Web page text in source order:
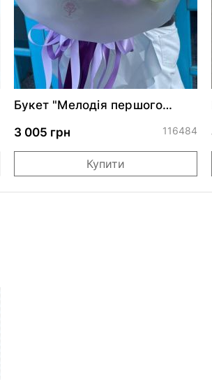
Букет "Мелодія першого
3 005 грн
116484
Купити